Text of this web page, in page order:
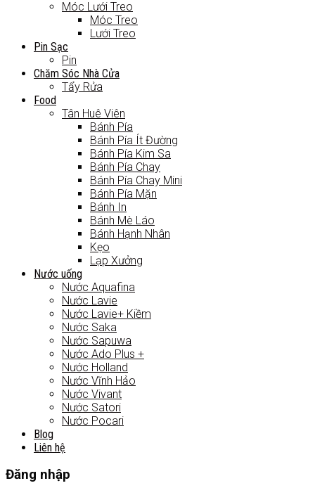
Móc Lưới Treo
Móc Treo
Lưới Treo
Pin Sạc
Pin
Chăm Sóc Nhà Cửa
Tẩy Rửa
Food
Tân Huê Viên
Bánh Pía
Bánh Pía Ít Đường
Bánh Pía Kim Sa
Bánh Pía Chay
Bánh Pía Chay Mini
Bánh Pía Mặn
Bánh In
Bánh Mè Láo
Bánh Hạnh Nhân
Kẹo
Lạp Xưởng
Nước uống
Nước Aquafina
Nước Lavie
Nước Lavie+ Kiềm
Nước Saka
Nước Sapuwa
Nước Ado Plus +
Nước Holland
Nước Vĩnh Hảo
Nước Vivant
Nước Satori
Nước Pocari
Blog
Liên hệ
Đăng nhập